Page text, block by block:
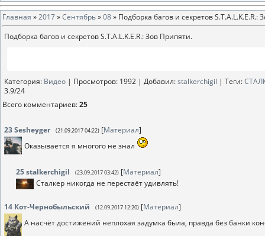
Главная »2017»Сентябрь»08» Подборка багов и секретов S.T.A.L.K.E.R.:
Подборка багов и секретов S.T.A.L.K.E.R.: Зов Припяти.
Категория: Видео | Просмотров: 1992 | Добавил:stalkerchigil | Теги:
3.9/24
Всего комментариев:25
23Sesheyger (21.09.2017 04:22) [Материал]
Оказывается я многого не знал
25stalkerchigil (23.09.2017 03:42) [Материал]
Сталкер никогда не перестаёт удивлять!
14 Кот-Чернобыльский (12.09.2017 12:20) [Материал]
А насчёт достижений неплохая задумка была, правда без банки